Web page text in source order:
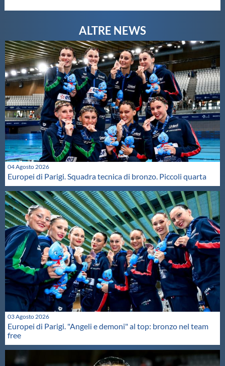
04 Agosto 2026
Europei di Parigi. Squadra tecnica di bronzo. Piccoli quarta
03 Agosto 2026
Europei di Parigi. "Angeli e demoni" al top: bronzo nel team
free